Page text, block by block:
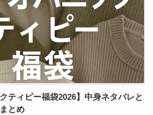
ティピー福袋2026】中身ネタバレと
とめ